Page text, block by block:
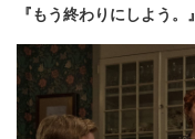
『もう終わりにしよう。』